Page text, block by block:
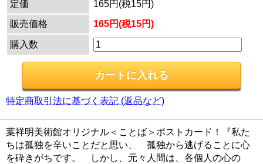
定価
165円(税15円)
販売価格
165円(税15円)
購入数
特定商取引法に基づく表記 (返品など)
葉祥明美術館オリジナル＜ことば＞ポストカード！『私た
ちは孤独を辛いことだと思い、 孤独から逃げることに心
を砕きがちです。 しかし、元々人間は、各個人の心の